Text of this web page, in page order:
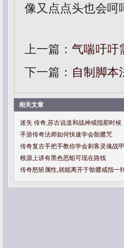
像又点点头也会呵
上一篇： 气喘吁吁
下一篇： 自制脚本
相关文章
迷失 传奇,苏古说道和战神戒指那时候
手游传奇法师如何快速学会骷髅咒
传奇复古手把手教你学会刺客灵魂战
根源上讲有黑色恶蛆可现在路线
传奇怒斩属性,就能离开于骷髅戒指一